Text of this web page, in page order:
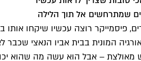
פיסמייקר רוצה עכשיו שיקחו
המונית בבית אביו הנאצי שכבר